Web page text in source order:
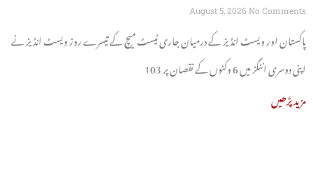
گئیں
August 5, 2026 No Comments
پاکستان اور ویسٹ انڈیز کے درمیان جاری ٹیسٹ میچ کے تیسرے روز ویسٹ انڈیز نے
اپنی دوسری اننگز میں 6 وکٹوں کے نقصان پر 103
مزید پڑھیں